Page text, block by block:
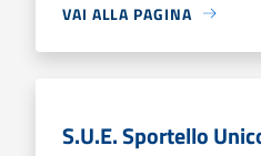
VAI ALLA PAGINA
S.U.E. Sportello